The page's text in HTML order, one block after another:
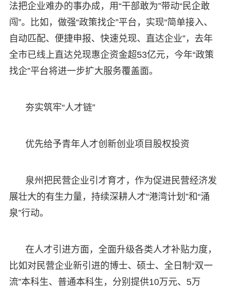
法把企业难办的事办成，用“干部敢为”带动“民企敢
闯”。比如，做强“政策找企”平台，实现“简单接入、
自动匹配、便捷申报、快速兑现、直达企业”，去年
全市已线上直达兑现惠企资金超53亿元，今年“政策
找企”平台将进一步扩大服务覆盖面。
夯实筑牢“人才链”
优先给予青年人才创新创业项目股权投资
泉州把民营企业引才育才，作为促进民营经济发
展壮大的有生力量，持续深耕人才“港湾计划”和“涌
泉”行动。
在人才引进方面，全面升级各类人才补贴力度，
比如对民营企业新引进的博士、硕士、全日制“双一
流”本科生、普通本科生，分别提供10万元、5万